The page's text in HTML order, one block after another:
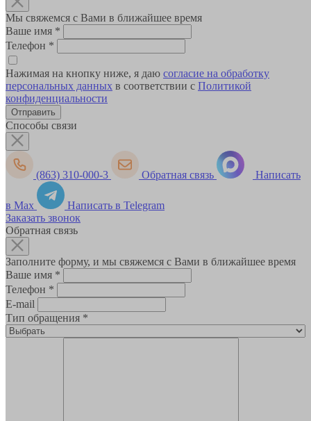
Мы свяжемся с Вами в ближайшее время
Ваше имя *
Телефон *
Нажимая на кнопку ниже, я даю согласие на обработку
персональных данных в соответствии с Политикой
конфиденциальности
Способы связи
(863) 310-000-3 Обратная связь Написать
в Max
Написать в Telegram
Заказать звонок
Обратная связь
Заполните форму, и мы свяжемся с Вами в ближайшее время
Ваше имя *
Телефон *
E-mail
Тип обращения *